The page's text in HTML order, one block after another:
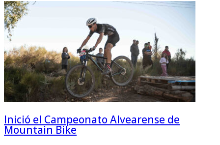
Inició el Campeonato Alvearense de
Mountain Bike